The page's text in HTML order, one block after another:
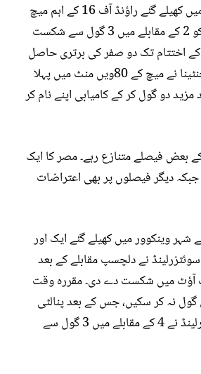
امریکا کے شہر اٹلانٹا میں کھیلے گئے راؤنڈ آف 16 کے اہم میچ
میں ارجنٹینا نے مصر کو 2 کے مقابلے میں 3 گول سے شکست
اختتام تک دو صفر کی برتری حاصل
کر رکھی تھی، تاہم ارجنٹینا نے میچ کے 80ویں منٹ میں پہلا
دو گول کر کے کامیابی اپنے نام کر
بعض فیصلے متنازع رہے۔ مصر کا ایک
جبکہ دیگر فیصلوں پر بھی اعتراضات
وینکوور میں کھیلے گئے ایک اور
نے دلچسپ مقابلے کے بعد
آؤٹ میں شکست دے دی۔ مقررہ وقت
نہ کر سکیں، جس کے بعد پنالٹی
شوٹ آؤٹ میں سوئٹزرلینڈ نے 4 کے مقابلے میں 3 گول سے